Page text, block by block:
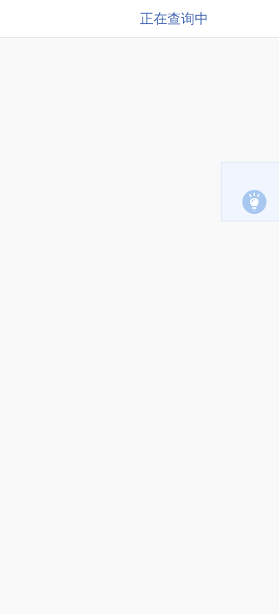
正在查询中